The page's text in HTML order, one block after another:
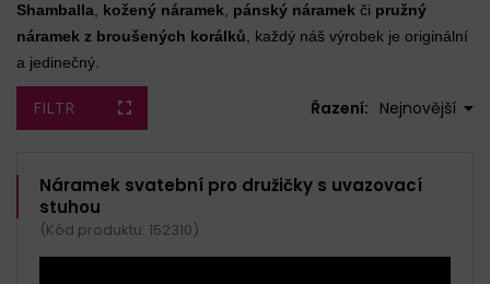
Shamballa
kožený náramek pánský náramek či pružný
náramek z broušených korálků , každý náš výrobek je originální
a jedinečný.
FILTR Řazení: Nejnovější
Náramek svatební pro družičky s uvazovací
stuhou
(Kód produktu: 152310)